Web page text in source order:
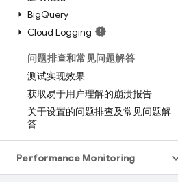
BigQuery
Cloud Logging
问题排查和常见问题解答
测试实现效果
获取易于用户理解的崩溃报告
关于设置的问题排查及常见问题解
答
Performance Monitoring